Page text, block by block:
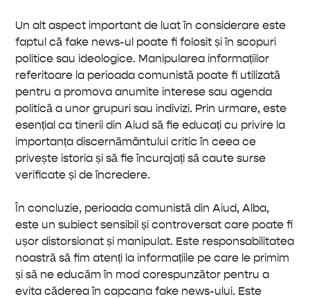
Un alt aspect important de luat în considerare este
faptul că fake news-ul poate fi folosit și în scopuri
politice sau ideologice. Manipularea informațiilor
referitoare la perioada comunistă poate fi utilizată
pentru a promova anumite interese sau agenda
politică a unor grupuri sau indivizi. Prin urmare, este
esențial ca tinerii din Aiud să fie educați cu privire la
importanța discernământului critic în ceea ce
privește istoria și să fie încurajați să caute surse
verificate și de încredere.
În concluzie, perioada comunistă din Aiud, Alba,
este un subiect sensibil și controversat care poate fi
ușor distorsionat și manipulat. Este responsabilitatea
noastră să fim atenți la informațiile pe care le primim
și să ne educăm în mod corespunzător pentru a
evita căderea în capcana fake news-ului. Este